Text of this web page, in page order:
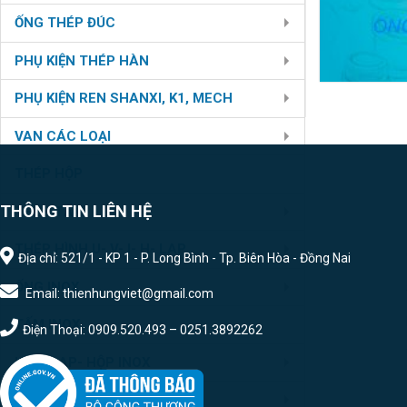
ỐNG THÉP ĐÚC
PHỤ KIỆN THÉP HÀN
PHỤ KIỆN REN SHANXI, K1, MECH
VAN CÁC LOẠI
THÉP TẤM
THÉP HÌNH U- V- I- H- LAP
ỐNG INOX
TẤM INOX
U- V- LAP- HỘP INOX
PHỤ KIỆN HÀN INOX
THÔNG TIN LIÊN HỆ
Địa chỉ: 521/1 - KP 1 - P. Long Bình - Tp. Biên Hòa - Đồng Nai
Email: thienhungviet@gmail.com
Điện Thoại: 0909.520.493 – 0251.3892262